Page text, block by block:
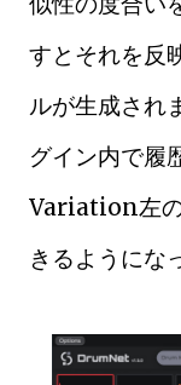
すとそれを反
ルが生成され
グイン内で履
Variation左の
きるようにな